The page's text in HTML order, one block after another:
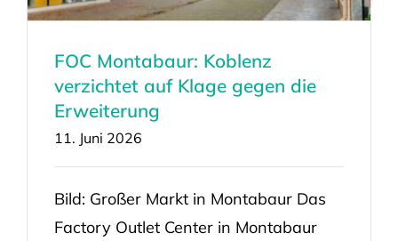
FOC Montabaur: Koblenz
verzichtet auf Klage gegen die
Erweiterung
11. Juni 2026
Bild: Großer Markt in Montabaur Das
Factory Outlet Center in Montabaur